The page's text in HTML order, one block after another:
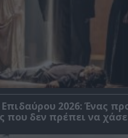
2026: Ένας
που δεν πρέπει να